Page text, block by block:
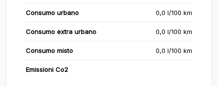
Consumo urbano 0,0 l/100 km
Consumo extra urbano 0,0 l/100 km
Consumo misto 0,0 l/100 km
Emissioni Co2